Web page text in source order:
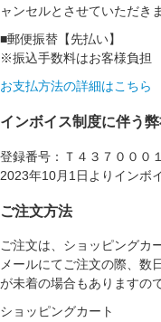
ャンセルとさせていただき
■郵便振替【先払い】
※振込手数料はお客様負担
お支払方法の詳細はこちら
インボイス制度に伴う
登録番号：Ｔ４３７０００
2023年10月1日よりインボ
ご注文方法
ご注文は、ショッピングカ
メールにてご注文の際、数
が未着の場合もありますの
ショッピングカート